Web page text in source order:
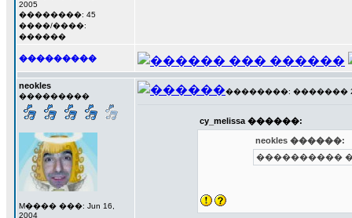
2005
��������: 45
����/����:
������
���������
neokles
���������
M���� ���: Jun 16,
2004
��������: ������� 23
cy_melissa ������:
neokles ������:
����������